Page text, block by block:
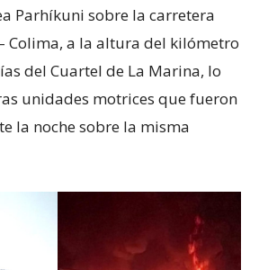
Parhíkuni sobre la carretera
Colima, a la altura del kilómetro
del Cuartel de La Marina, lo
unidades motrices que fueron
la noche sobre la misma